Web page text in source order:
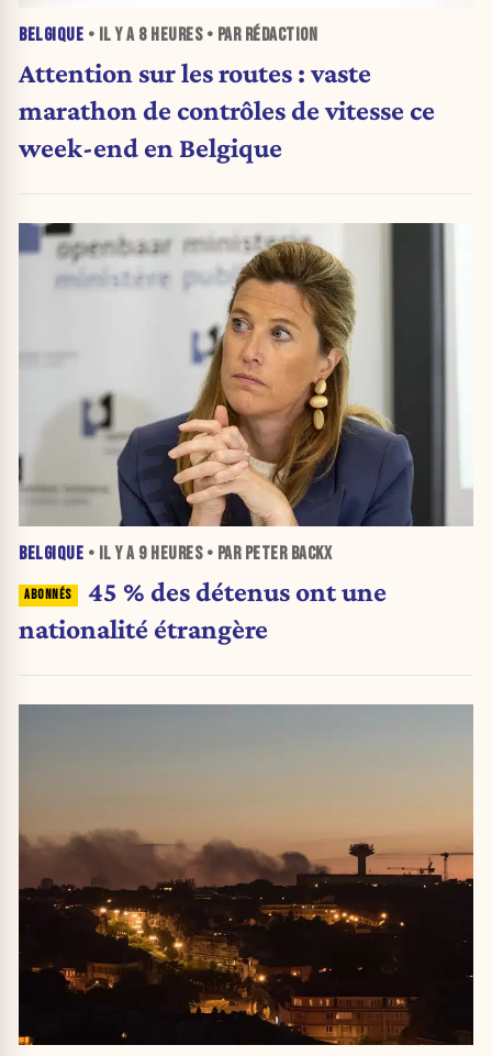
BELGIQUE • IL Y A 8 HEURES• PAR RÉDACTION
Attention sur les routes : vaste
marathon de contrôles de vitesse ce
week-end en Belgique
BELGIQUE • IL Y A 9 HEURES• PAR PETER BACKX
45 % des détenus ont une
nationalité étrangère